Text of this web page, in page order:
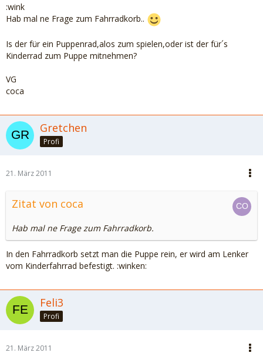
:wink
Hab mal ne Frage zum Fahrradkorb..
Is der für ein Puppenrad,alos zum spielen,oder ist der für´s
Kinderrad zum Puppe mitnehmen?
VG
coca
Gretchen
Profi
21. März 2011
Zitat von coca
Hab mal ne Frage zum Fahrradkorb.
In den Fahrradkorb setzt man die Puppe rein, er wird am Lenker
vom Kinderfahrrad befestigt. :winken:
Feli3
Profi
21. März 2011